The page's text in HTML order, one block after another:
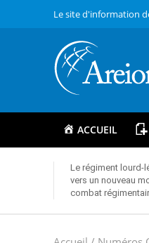
Le site d'information
ACCUEIL
Le régiment lourd-
vers un nouveau
combat